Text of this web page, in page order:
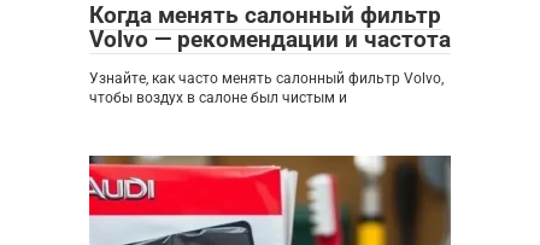
Когда менять салонный фильтр
Volvo — рекомендации и частота
Узнайте, как часто менять салонный фильтр Volvo,
чтобы воздух в салоне был чистым и